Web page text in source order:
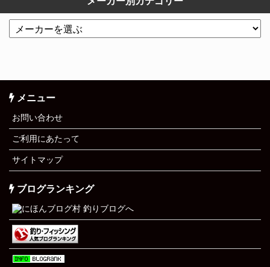
メニュー
お問い合わせ
ご利用にあたって
サイトマップ
ブログランキング